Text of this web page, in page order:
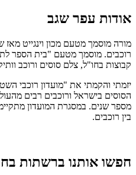
אודות עפר שגב
רוכבים. מוסמך מטעם "בית הספר
קבוצות בחו"ל, צלם סוסים ורוכב
יזמתי והקמתי את "מועדון רוכבי
הסוסים בישראל ורוכבים רבים
מספר שנים. במסגרת המועדון
בין רוכבים.
חפשו אותנו ברשתות